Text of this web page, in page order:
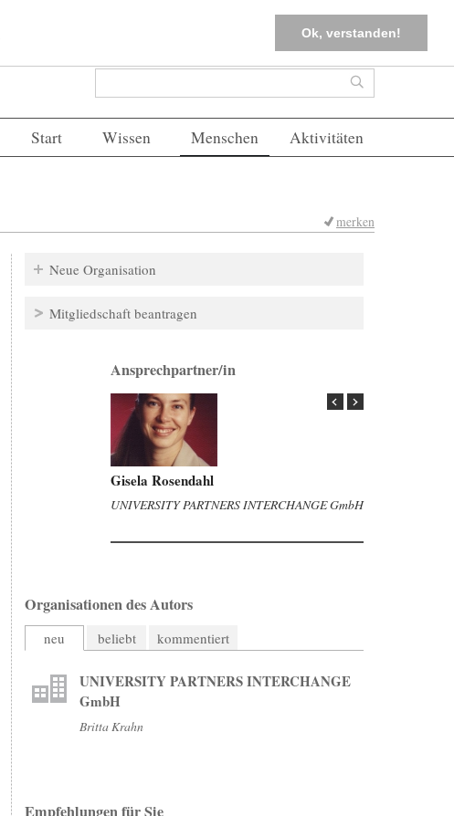
Ok, verstanden!
FAQs Einloggen
Suchformular Suche
Start Wissen Menschen Aktivitäten
merken
Neue Organisation
Mitgliedschaft beantragen
Ansprechpartner/in
Gisela Rosendahl
UNIVERSITY PARTNERS INTERCHANGE GmbH
Organisationen des Autors
neu beliebt kommentiert
UNIVERSITY PARTNERS INTERCHANGE
GmbH
Britta Krahn
Empfehlungen für Sie